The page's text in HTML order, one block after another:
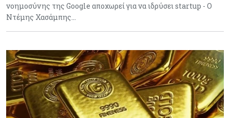
νοημοσύνης της Google αποχωρεί για να ιδρύσει startup - Ο
Ντέμης Χασάμπης…